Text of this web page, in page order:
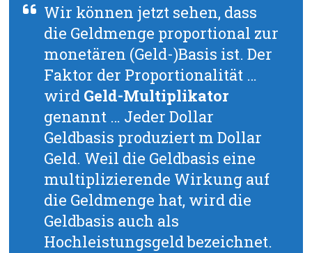
Wir können jetzt sehen, dass
die Geldmenge proportional zur
monetären (Geld-)Basis ist. Der
Faktor der Proportionalität …
wird Geld-Multiplikator
genannt … Jeder Dollar
Geldbasis produziert m Dollar
Geld. Weil die Geldbasis eine
multiplizierende Wirkung auf
die Geldmenge hat, wird die
Geldbasis auch als
Hochleistungsgeld bezeichnet.